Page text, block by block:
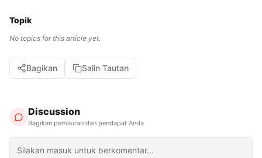
Topik
No topics for this article yet.
Bagikan Salin Tautan
Discussion
Bagikan pemikiran dan pendapat Anda